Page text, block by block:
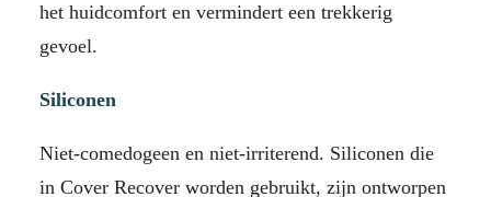
het huidcomfort en vermindert een trekkerig
gevoel.
Siliconen
Niet-comedogeen en niet-irriterend. Siliconen die
in Cover Recover worden gebruikt, zijn ontworpen